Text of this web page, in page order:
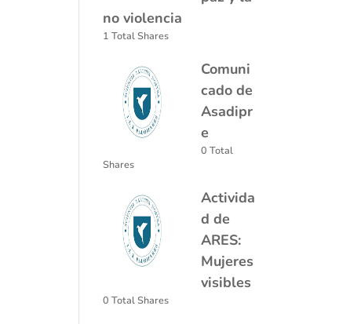
no violencia
1 Total Shares
Comuni
cado de
Asadipr
e
0 Total
Shares
Activida
d de
ARES:
Mujeres
visibles
0 Total Shares